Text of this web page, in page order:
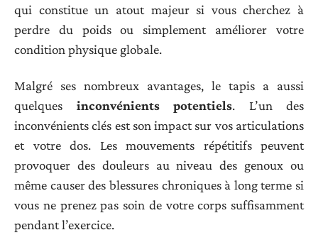
qui constitue un atout majeur si vous cherchez à
perdre du poids ou simplement améliorer votre
condition physique globale.
Malgré ses nombreux avantages, le tapis a aussi
quelques inconvénients potentiels. L’un des
inconvénients clés est son impact sur vos articulations
et votre dos. Les mouvements répétitifs peuvent
provoquer des douleurs au niveau des genoux ou
même causer des blessures chroniques à long terme si
vous ne prenez pas soin de votre corps suffisamment
pendant l’exercice.